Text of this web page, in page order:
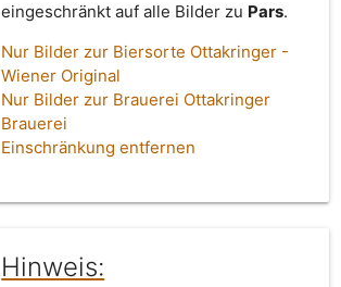
eingeschränkt auf alle Bilder zu Pars.
Nur Bilder zur Biersorte Ottakringer -
Wiener Original
Nur Bilder zur Brauerei Ottakringer
Brauerei
Einschränkung entfernen
Hinweis: